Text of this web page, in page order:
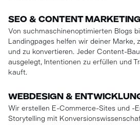
SEO & CONTENT MARKETING
Von suchmaschinenoptimierten Blogs
Landingpages helfen wir deiner Marke,
und zu konvertieren. Jeder Content-
ausgelegt, Intentionen zu erfüllen und
kauft.
WEBDESIGN &
Wir erstellen E-Commerce-Sites und -
Storytelling mit